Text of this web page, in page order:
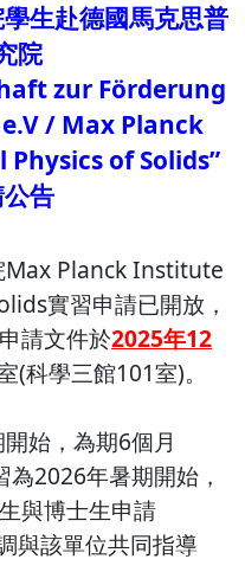
生赴德國馬克思普
院
zur Förderung
/ Max Planck
of Solids”
告
Max Planck Institute
實習申請已開放，
請文件於2025年12
(科學三館101室)。
始，為期6個月
2026年暑期開始，
與博士生申請
與該單位共同指導